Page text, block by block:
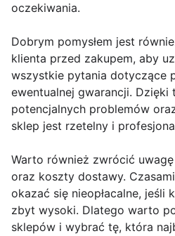
oczekiwania.
Dobrym pomysłem jest
klienta przed zakupem, aby
wszystkie pytania dotyczące
ewentualnej gwarancji. Dzięki
potencjalnych problemów
sklep jest rzetelny i
Warto również zwrócić
oraz koszty dostawy.
okazać się nieopłacalne, jeśli
zbyt wysoki. Dlatego warto
sklepów i wybrać tę, która